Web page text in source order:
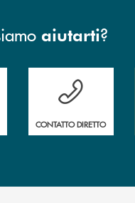
aiutarti?
completo delle filiali della
Hai bisogno di
CONTATTO DIRETTO